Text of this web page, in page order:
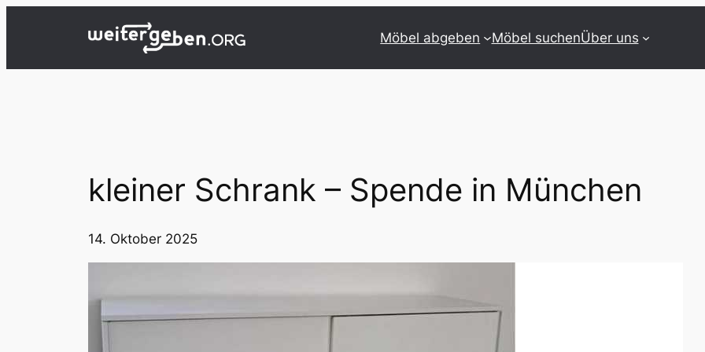
Möbel abgeben Möbel suchenÜber uns
kleiner Schrank – Spende in München
14. Oktober 2025